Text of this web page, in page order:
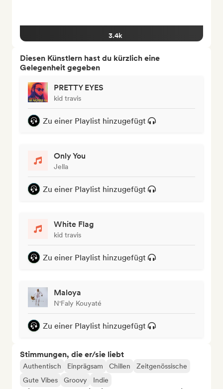
3.4k
Diesen Künstlern hast du kürzlich eine
Gelegenheit gegeben
PRETTY EYES
kid travis
Zu einer Playlist hinzugefügt
Only You
Jella
Zu einer Playlist hinzugefügt
White Flag
kid travis
Zu einer Playlist hinzugefügt
Maloya
N'Faly Kouyaté
Zu einer Playlist hinzugefügt
Stimmungen, die er/sie liebt
Authentisch Einprägsam Chillen
Zeitgenössische
Gute Vibes
Groovy Indie